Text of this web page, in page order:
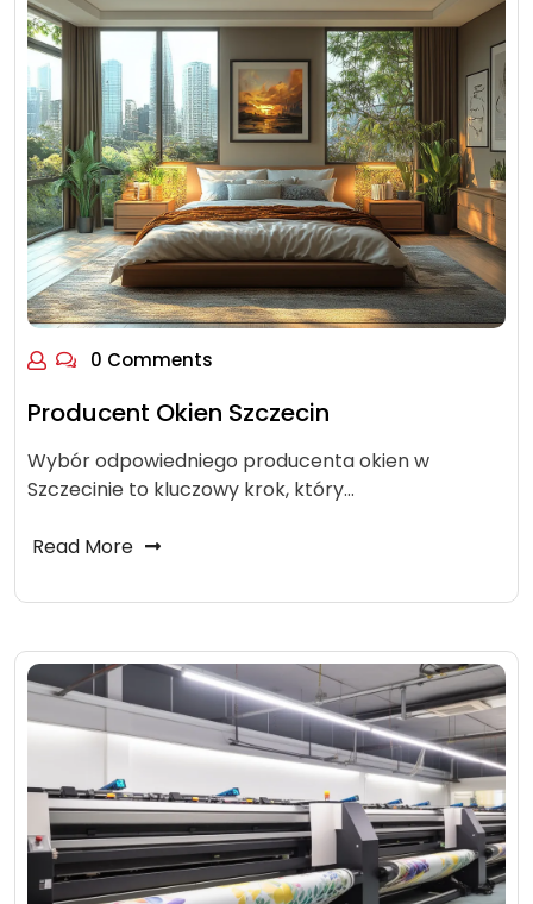
0 Comments
Producent Okien Szczecin
Wybór odpowiedniego producenta okien w
Szczecinie to kluczowy krok, który…
Read More